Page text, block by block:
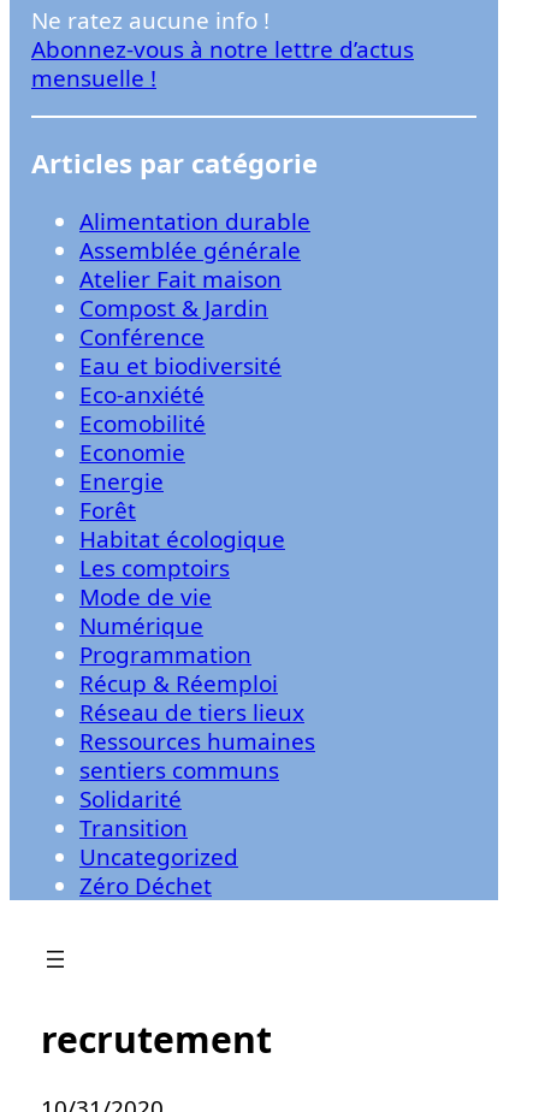
e
r
Ne ratez aucune info !
Abonnez-vous à notre lettre d’actus
mensuelle !
Articles par catégorie
Alimentation durable
Assemblée générale
Atelier Fait maison
Compost & Jardin
Conférence
Eau et biodiversité
Eco-anxiété
Ecomobilité
Economie
Energie
Forêt
Habitat écologique
Les comptoirs
Mode de vie
Numérique
Programmation
Récup & Réemploi
Réseau de tiers lieux
Ressources humaines
sentiers communs
Solidarité
Transition
Uncategorized
Zéro Déchet
recrutement